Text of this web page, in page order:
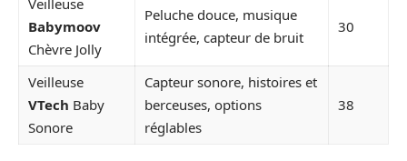
Veilleuse
Babymoov
Chèvre Jolly
Peluche douce, musique
intégrée, capteur de bruit
30
Veilleuse
VTech Baby
Sonore
Capteur sonore, histoires et
berceuses, options
réglables
38